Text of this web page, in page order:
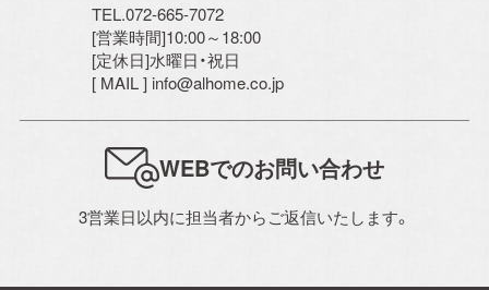
TEL.072-665-7072
[営業時間]10:00～18:00
[定休日]水曜日・祝日
[ MAIL ] info@alhome.co.jp
WEBでのお問い合わせ
3営業日以内に担当者からご返信いたします。